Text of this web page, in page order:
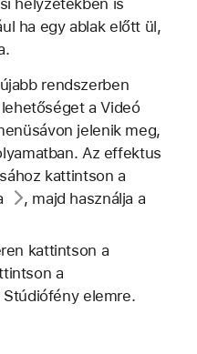
ha egy ablak előtt ül,
rendszerben
lehetőséget aVideó
jelenik meg,
Az effektus
kattintson a
, majd használja a
kattintson a
a
elemre.